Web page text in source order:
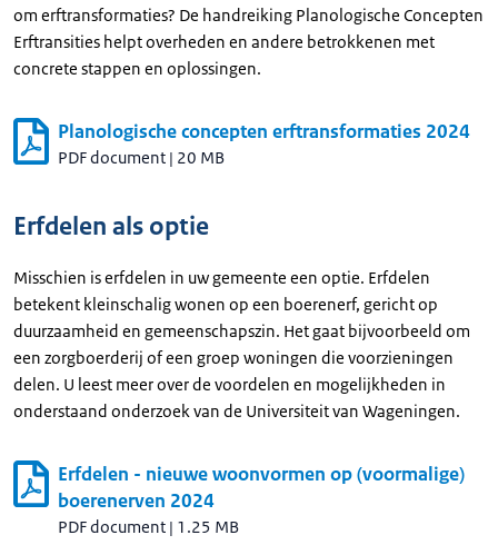
om erftransformaties? De handreiking Planologische Concepten
Erftransities helpt overheden en andere betrokkenen met
concrete stappen en oplossingen.
Planologische concepten erftransformaties 2024
PDF document | 20 MB
Erfdelen als optie
Misschien is erfdelen in uw gemeente een optie. Erfdelen
betekent kleinschalig wonen op een boerenerf, gericht op
duurzaamheid en gemeenschapszin. Het gaat bijvoorbeeld om
een zorgboerderij of een groep woningen die voorzieningen
delen. U leest meer over de voordelen en mogelijkheden in
onderstaand onderzoek van de Universiteit van Wageningen.
Erfdelen - nieuwe woonvormen op (voormalige)
boerenerven 2024
PDF document | 1.25 MB